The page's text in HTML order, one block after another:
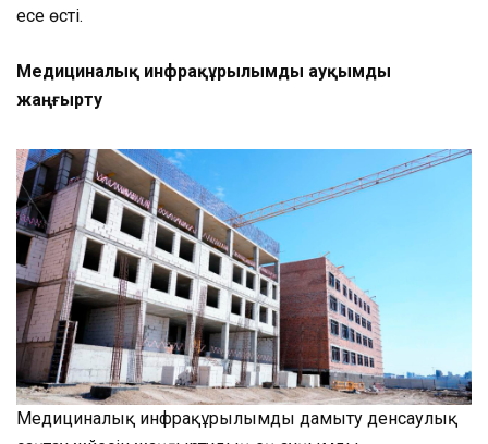
есе өсті.
Медициналық инфрақұрылымды ауқымды
жаңғырту
Медициналық инфрақұрылымды дамыту денсаулық